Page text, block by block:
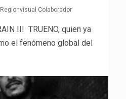
Regionvisual Colaborador
III TRUENO, quien ya
el fenómeno global del